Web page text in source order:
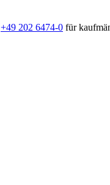
+49 202 6474-0 für